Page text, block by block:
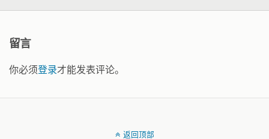
留言
你必须登录才能发表评论。
返回顶部